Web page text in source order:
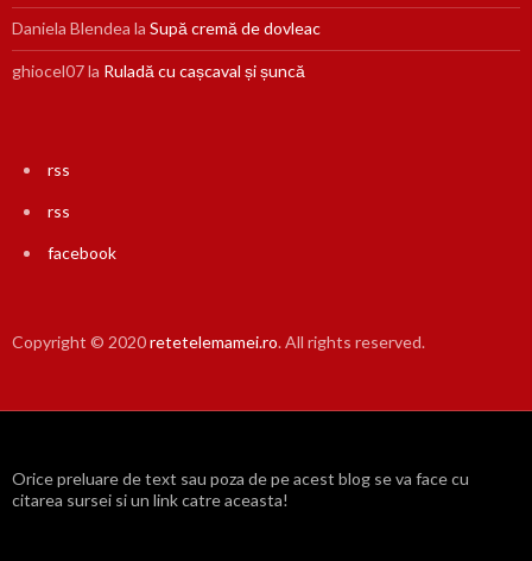
Daniela Blendea la Supă cremă de dovleac
ghiocel07la Ruladă cu cașcaval și șuncă
rss
rss
facebook
Copyright © 2020retetelemamei.ro. All rights reserved.
Orice preluare de text sau poza de pe acest blog se va face cu
citarea sursei si un link catre aceasta!